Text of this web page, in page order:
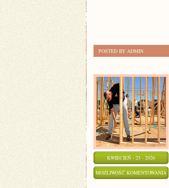
POSTED BY ADMIN
KWIECIEŃ - 23 - 2026
MOŻLIWOŚĆ KOMENTOWANIA